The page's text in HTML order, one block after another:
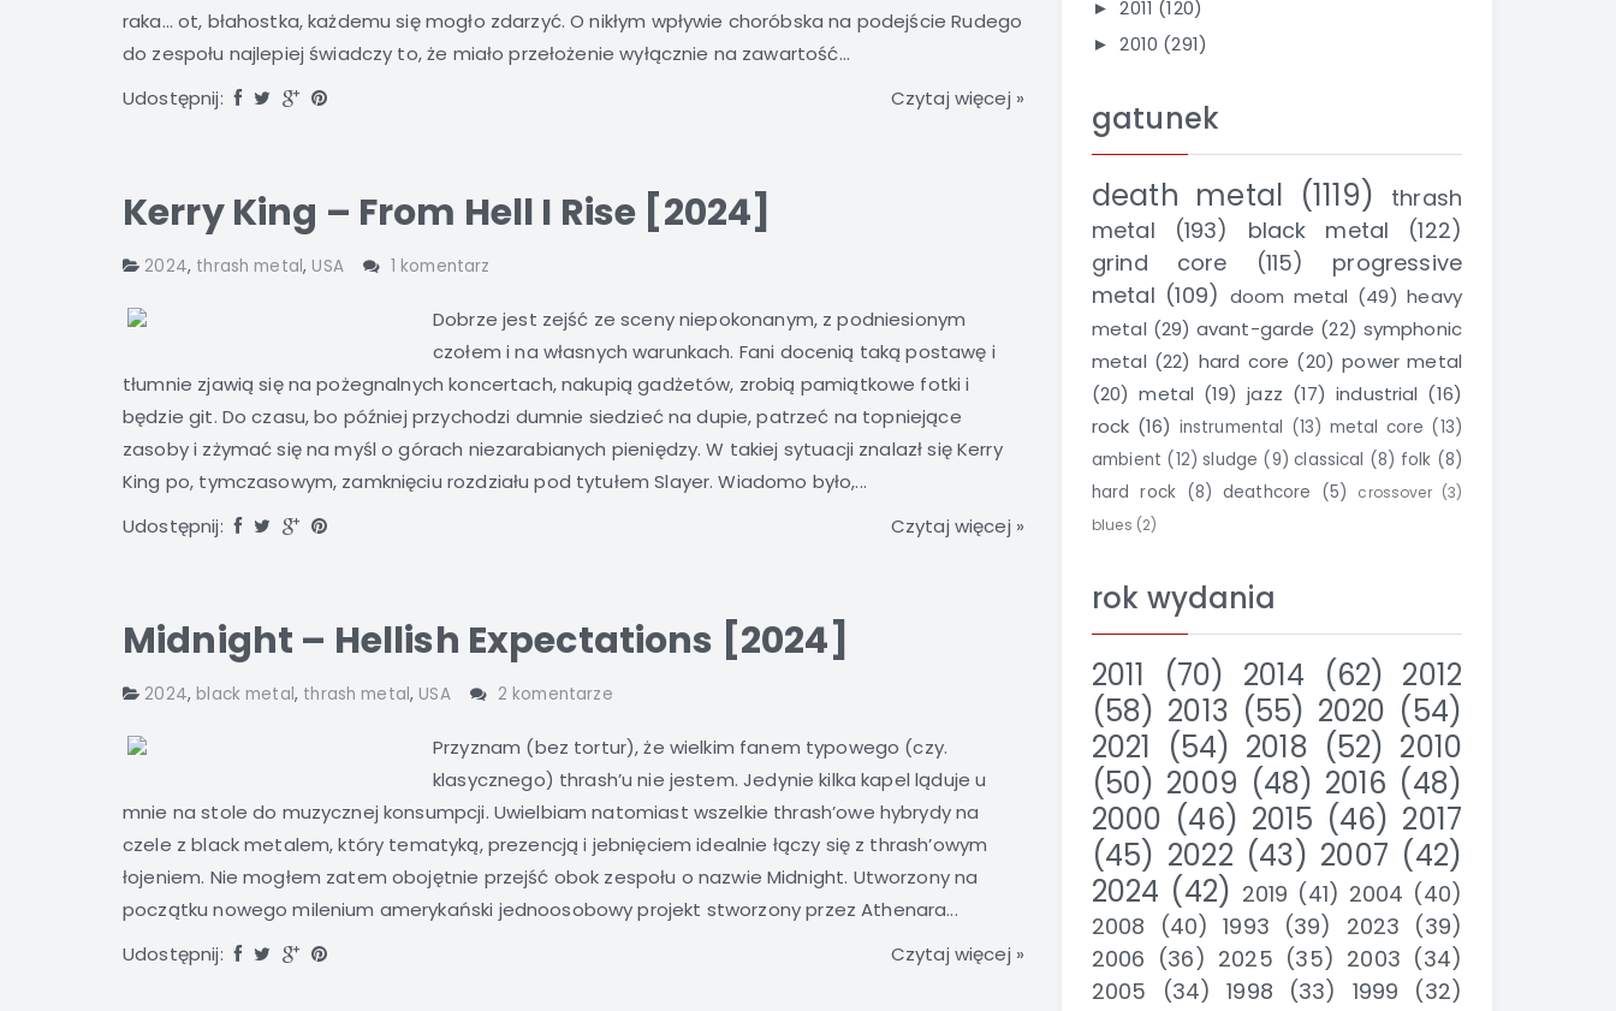
raka… ot, błahostka, każdemu się mogło zdarzyć. O nikłym wpływie choróbska na podejście Rudego
do zespołu najlepiej świadczy to, że miało przełożenie wyłącznie na zawartość...
Udostępnij:
Czytaj więcej »
Kerry King – From Hell I Rise [2024]
2024, thrash metal, USA 1 komentarz
Dobrze jest zejść ze sceny niepokonanym, z podniesionym
czołem i na własnych warunkach. Fani docenią taką postawę i
tłumnie zjawią się na pożegnalnych koncertach, nakupią gadżetów, zrobią pamiątkowe fotki i
będzie git. Do czasu, bo później przychodzi dumnie siedzieć na dupie, patrzeć na topniejące
zasoby i zżymać się na myśl o górach niezarabianych pieniędzy. W takiej sytuacji znalazł się Kerry
King po, tymczasowym, zamknięciu rozdziału pod tytułem Slayer. Wiadomo było,...
Udostępnij:
Czytaj więcej »
Midnight – Hellish Expectations [2024]
2024, black metal, thrash metal, USA 2 komentarze
Przyznam (bez tortur), że wielkim fanem typowego (czy.
klasycznego) thrash’u nie jestem. Jedynie kilka kapel ląduje u
mnie na stole do muzycznej konsumpcji. Uwielbiam natomiast wszelkie thrash’owe hybrydy na
czele z black metalem, który tematyką, prezencją i jebnięciem idealnie łączy się z thrash’owym
łojeniem. Nie mogłem zatem obojętnie przejść obok zespołu o nazwie Midnight. Utworzony na
początku nowego milenium amerykański jednoosobowy projekt stworzony przez Athenara...
Udostępnij:
Czytaj więcej »
► 2011 (120)
► 2010 (291)
gatunek
death metal (1119)
thrash
metal
(193) black metal
(122)
grind core
(115)
progressive
metal (109) doom metal (49) heavy
metal (29) avant-garde (22) symphonic
metal (22) hard core (20) power metal
(20) metal (19) jazz (17) industrial (16)
rock (16) instrumental (13) metal core (13)
ambient (12) sludge (9) classical (8) folk (8)
hard rock (8) deathcore (5) crossover (3)
blues (2)
rok wydania
2011
(70) 2014 (62) 2012
(58) 2013 (55) 2020 (54)
2021 (54) 2018 (52) 2010
(50) 2009 (48) 2016 (48)
2000 (46) 2015 (46) 2017
(45) 2022 (43) 2007 (42)
2024 (42) 2019 (41) 2004 (40)
2008
(40) 1993 (39) 2023 (39)
2006 (36) 2025 (35) 2003 (34)
2005
(34) 1998 (33) 1999
(32)